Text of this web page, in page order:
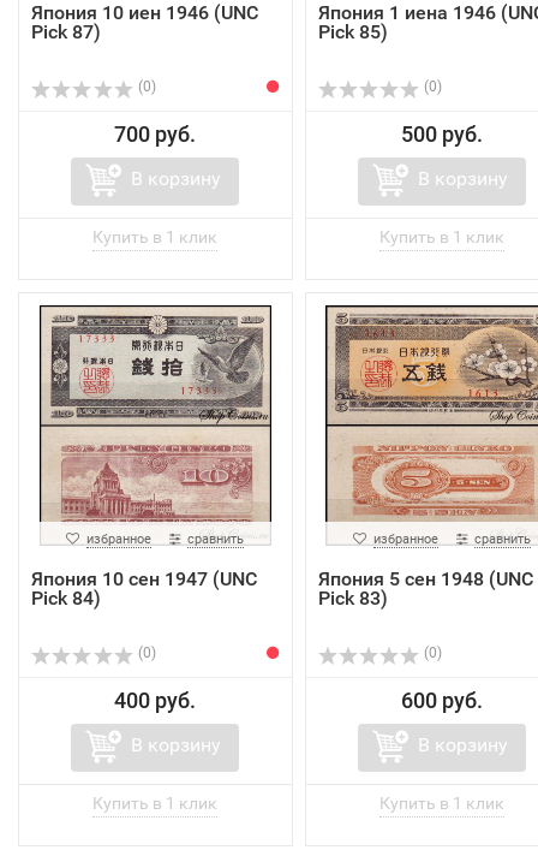
Япония 10 иен 1946 (UNC
Pick 87)
(0)
700 руб.
В корзину
Япония 1 иена 1946
Pick 85)
(0)
500 руб.
В корзину
избранное сравнить
Япония 10 ceн 1947 (UNC
Pick 84)
(0)
400 руб.
В корзину
избранное сравнить
Япония 5 ceн 1948 (UNC
Pick 83)
(0)
600 руб.
В корзину